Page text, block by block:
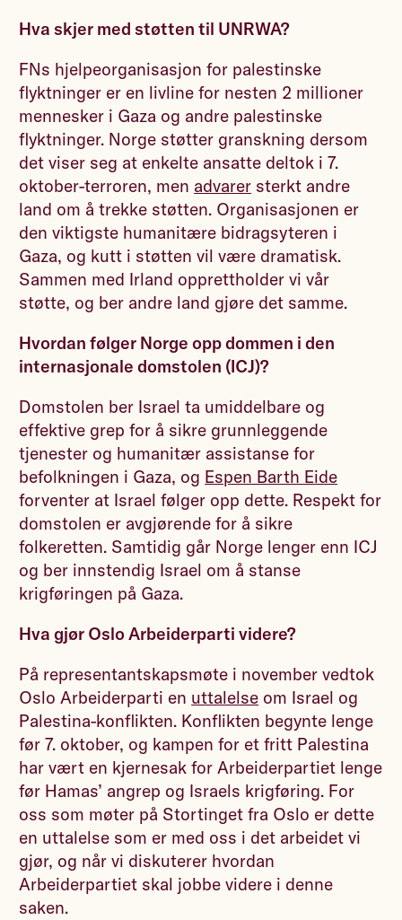
Hva skjer med støtten til UNRWA?
FNs hjelpeorganisasjon for palestinske
flyktninger er en livline for nesten 2 millioner
mennesker i Gaza og andre palestinske
flyktninger. Norge støtter granskning dersom
det viser seg at enkelte ansatte deltok i 7.
oktober-terroren, men advarer sterkt andre
land om å trekke støtten. Organisasjonen er
den viktigste humanitære bidragsyteren i
Gaza, og kutt i støtten vil være dramatisk.
Sammen med Irland opprettholder vi vår
støtte, og ber andre land gjøre det samme.
Hvordan følger Norge opp dommen i den
internasjonale domstolen (ICJ)?
Domstolen ber Israel ta umiddelbare og
effektive grep for å sikre grunnleggende
tjenester og humanitær assistanse for
befolkningen i Gaza, og Espen Barth Eide
forventer at Israel følger opp dette. Respekt for
domstolen er avgjørende for å sikre
folkeretten. Samtidig går Norge lenger enn ICJ
og ber innstendig Israel om å stanse
krigføringen på Gaza.
Hva gjør Oslo Arbeiderparti videre?
På representantskapsmøte i november vedtok
Oslo Arbeiderparti en uttalelse om Israel og
Palestina-konflikten. Konflikten begynte lenge
før 7. oktober, og kampen for et fritt Palestina
har vært en kjernesak for Arbeiderpartiet lenge
før Hamas’ angrep og Israels krigføring. For
oss som møter på Stortinget fra Oslo er dette
en uttalelse som er med oss i det arbeidet vi
gjør, og når vi diskuterer hvordan
Arbeiderpartiet skal jobbe videre i denne
saken.